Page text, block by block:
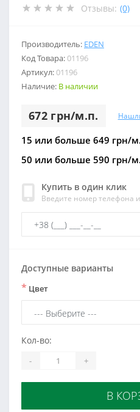
Отзывы: (0)
Производитель: EDEN
Код Товара:01196
Артикул:01196
Наличие: В наличии
672 грн/м.п.
15 или больше 649 грн/
50 или больше 590 грн/
Купить в один клик
Введите номер телефона
Доступные варианты
* Цвет
Кол-во:
- +
В